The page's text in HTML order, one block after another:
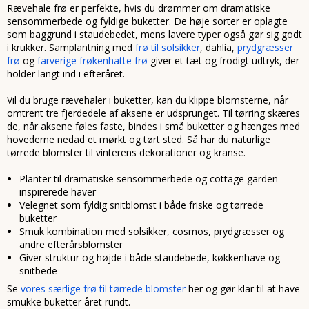
Rævehale frø er perfekte, hvis du drømmer om dramatiske
sensommerbede og fyldige buketter. De høje sorter er oplagte
som baggrund i staudebedet, mens lavere typer også gør sig godt
i krukker. Samplantning med frø til solsikker, dahlia, prydgræsser
frø ogfarverige frøkenhatte frø giver et tæt og frodigt udtryk, der
holder langt ind i efteråret.
Vil du bruge rævehaler i buketter, kan du klippe blomsterne, når
omtrent tre fjerdedele af aksene er udsprunget. Til tørring skæres
de, når aksene føles faste, bindes i små buketter og hænges med
hovederne nedad et mørkt og tørt sted. Så har du naturlige
tørrede blomster til vinterens dekorationer og kranse.
Planter til dramatiske sensommerbede og cottage garden
inspirerede haver
Velegnet som fyldig snitblomst i både friske og tørrede
buketter
Smuk kombination med solsikker, cosmos, prydgræsser og
andre efterårsblomster
Giver struktur og højde i både staudebede, køkkenhave og
snitbede
Se vores særlige frø til tørrede blomster her og gør klar til at have
smukke buketter året rundt.